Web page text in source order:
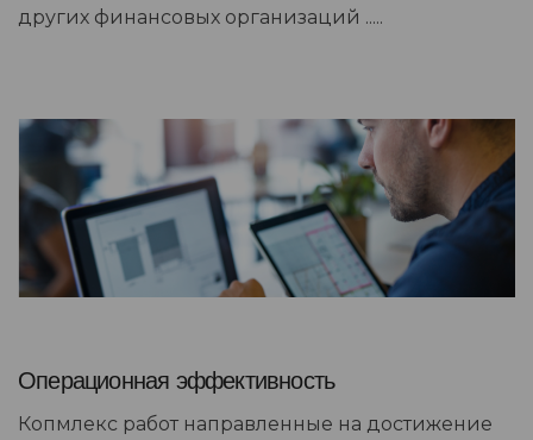
других финансовых организаций .....
Операционная эффективность
Копмлекс работ направленные на достижение